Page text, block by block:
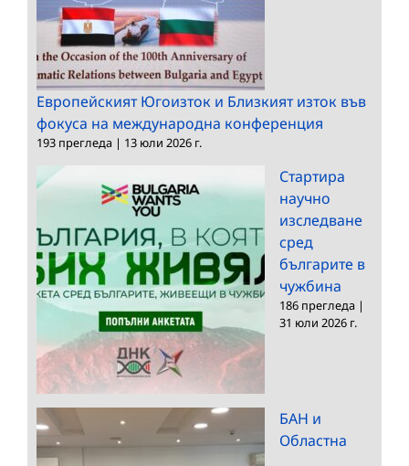
Европейският Югоизток и Близкият изток във
фокуса на международна конференция
193 прегледа | 13 юли 2026 г.
Стартира
научно
изследване
сред
българите в
чужбина
186 прегледа |
31 юли 2026 г.
БАН и
Областна